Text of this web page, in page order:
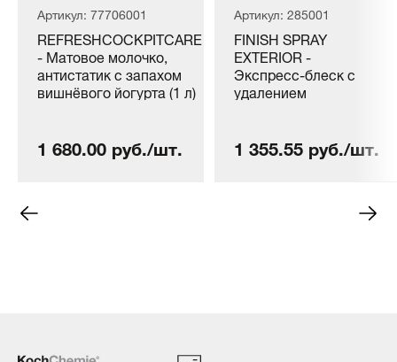
Артикул: 77706001
REFRESHCOCKPITCARE
- Матовое молочко,
антистатик с запахом
вишнёвого йогурта (1 л)
1 680.00 руб./шт.
Артикул: 285001
FINISH SPRAY
EXTERIOR -
Экспресс-блеск с
удалением
известковых пятен (1
1 355.55 руб./шт.